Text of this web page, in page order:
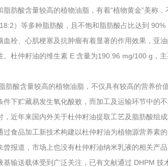
脂肪酸含量较高的植物油脂，有着“植物黄金”美称
）等多种脂肪酸，且不饱和脂肪酸占比达到
血栓、心肌梗塞及抗肿瘤有着显著的作用效果，亚
。杜仲籽油的维生素 E 含量为190.96 mg/100 g，
肪酸含量较高的植物油脂，不仅具有较高的营养价
件下贮藏易发生氧化酸败，而加工及运输环节中的
，近年来国内外关于杜仲籽油提取工艺及脂肪酸组
过食品加工新技术构建以杜仲籽油为植物源营养素
曾报道，市场上也没有杜仲籽油纳米乳液的相关产
基输送载体受到广泛关注，已有文献通过 DHPM